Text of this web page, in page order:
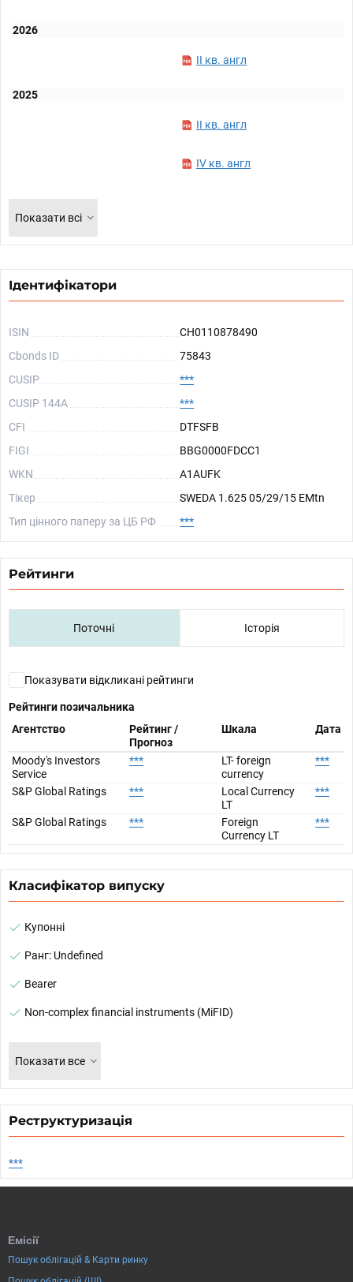
2026
II кв. англ
2025
II кв. англ
IV кв. англ
Показати всі
Ідентифікатори
ISIN
CH0110878490
Cbonds ID
75843
CUSIP
***
CUSIP 144A
***
CFI
DTFSFB
FIGI
BBG0000FDCC1
WKN
A1AUFK
Тікер
SWEDA 1.625 05/29/15 EMtn
Тип цінного паперу за ЦБ РФ
***
Рейтинги
Поточні Історія
Показувати відкликані рейтинги
Рейтинги позичальника
Агентство
Рейтинг /
Прогноз
Шкала Дата
Moody's Investors
Service
***
LT- foreign
currency
***
S&P Global Ratings ***
Local Currency
LT
***
S&P Global Ratings ***
Foreign
Currency LT
***
Класифікатор випуску
Купонні
Ранг: Undefined
Bearer
Non-complex financial instruments (MiFID)
Показати все
Реструктуризація
***
Емісії
Пошук облігацій & Карти ринку